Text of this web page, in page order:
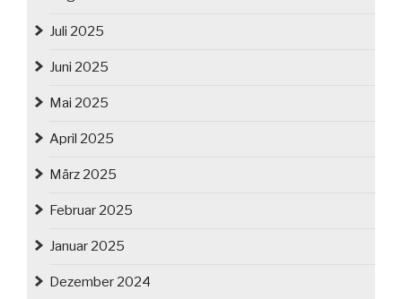
Juli 2025
Juni 2025
Mai 2025
April 2025
März 2025
Februar 2025
Januar 2025
Dezember 2024